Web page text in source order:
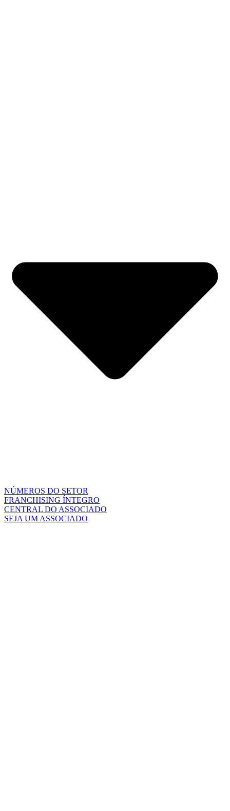
NÚMEROS DO SETOR
FRANCHISING ÍNTEGRO
CENTRAL DO ASSOCIADO
SEJA UM ASSOCIADO